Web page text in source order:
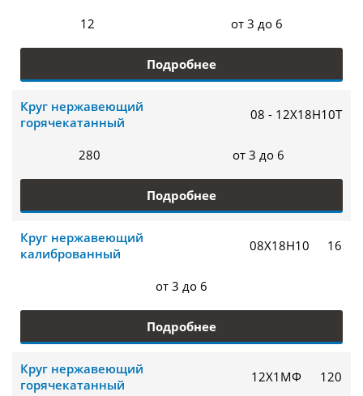
12 от 3 до 6
Подробнее
Круг нержавеющий
горячекатанный
08 - 12Х18Н10Т
280 от 3 до 6
Подробнее
Круг нержавеющий
калиброванный
08Х18Н10 16
от 3 до 6
Подробнее
Круг нержавеющий
горячекатанный
12Х1МФ 120